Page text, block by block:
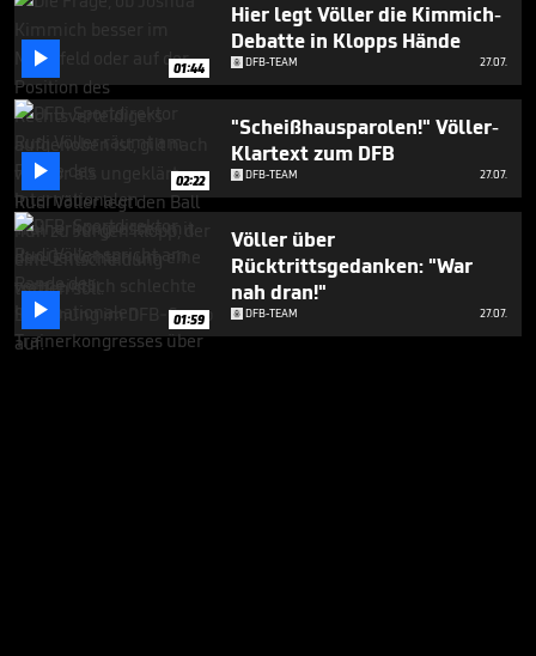
 01:44
Hier legt Völler die Kimmich-
Debatte in Klopps Hände
DFB-TEAM 27.07.
 02:22
"Scheißhausparolen!" Völler-
Klartext zum DFB
DFB-TEAM 27.07.
 01:59
Völler über
Rücktrittsgedanken: "War
nah dran!"
DFB-TEAM 27.07.